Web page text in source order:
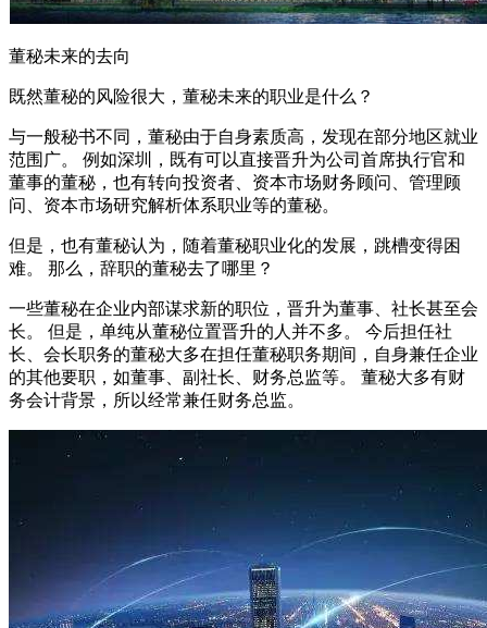
董秘未来的去向
既然董秘的风险很大，董秘未来的职业是什么？
与一般秘书不同，董秘由于自身素质高，发现在部分地区就业
范围广。 例如深圳，既有可以直接晋升为公司首席执行官和
董事的董秘，也有转向投资者、资本市场财务顾问、管理顾
问、资本市场研究解析体系职业等的董秘。
但是，也有董秘认为，随着董秘职业化的发展，跳槽变得困
难。 那么，辞职的董秘去了哪里？
一些董秘在企业内部谋求新的职位，晋升为董事、社长甚至会
长。 但是，单纯从董秘位置晋升的人并不多。 今后担任社
长、会长职务的董秘大多在担任董秘职务期间，自身兼任企业
的其他要职，如董事、副社长、财务总监等。 董秘大多有财
务会计背景，所以经常兼任财务总监。